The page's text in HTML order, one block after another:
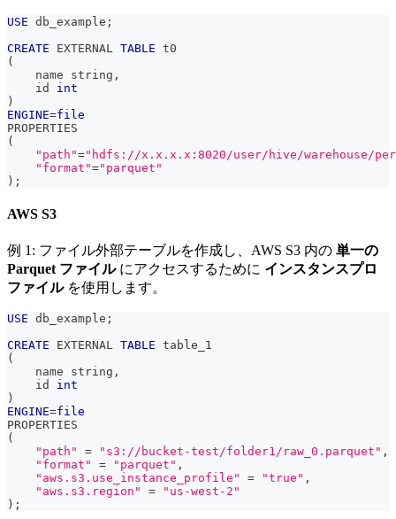
USE db_example ;
CREATE EXTERNAL TABLE t0
(
    name string
,
    id
int
)
ENGINE=file
PROPERTIES
(
"path"="hdfs://x.x.x.x:8020/user/hive/warehouse/
"format"="parquet"
) ;
AWS S3
例 1: ファイル外部テーブルを作成し、AWS S3 内の 単一の
Parquet ファイルにアクセスするために インスタンスプロ
ファイルを使用します。
USE db_example ;
CREATE EXTERNAL TABLE table_1
(
    name string
,
    id
int
)
ENGINE=file
PROPERTIES
(
"path"
= "s3://bucket-test/folder1/raw_0.parquet" ,
"format"
= "parquet" ,
"aws.s3.use_instance_profile"
= "true" ,
"aws.s3.region"
=
"us-west-2"
) ;